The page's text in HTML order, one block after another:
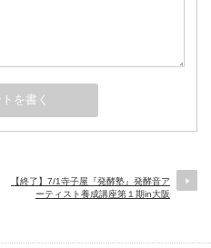
【終了】7/1寺子屋『発酵塾』発酵音ア
ーティスト養成講座第１期in大阪